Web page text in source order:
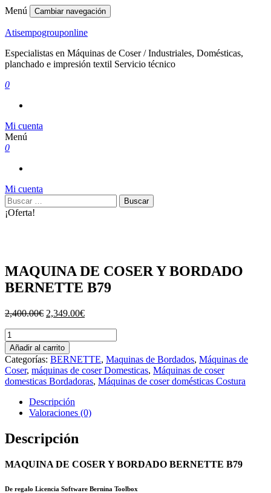
Menú Cambiar navegación
Atisempogrouponline
Especialistas en Máquinas de Coser / Industriales, Domésticas,
planchado e impresión textil Servicio técnico
0
Mi cuenta
Menú
0
Mi cuenta
Buscar:
¡Oferta!
MAQUINA DE COSER Y BORDADO
BERNETTE B79
2,400.00€ El
era:
2,400.00€.
2,349.00€El
2,349.00€.
MAQUINA
DE
COSER
Y
BORDADO
BERNETTE
B79
cantidad
Añadir al carrito
Categorías: BERNETTE, Maquinas de Bordados, Máquinas de
Coser, máquinas de coser Domesticas, Máquinas de coser
domesticas Bordadoras, Máquinas de coser domésticas Costura
Descripción
Valoraciones (0)
Descripción
MAQUINA DE COSER Y BORDADO BERNETTE B79
De regalo Licencia Software Bernina Toolbox